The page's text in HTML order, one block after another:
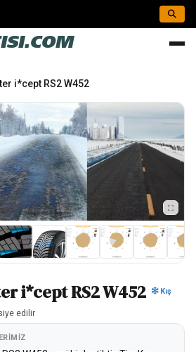
i*cept RS2 W452
i*cept RS2 W452 Kış
edilir